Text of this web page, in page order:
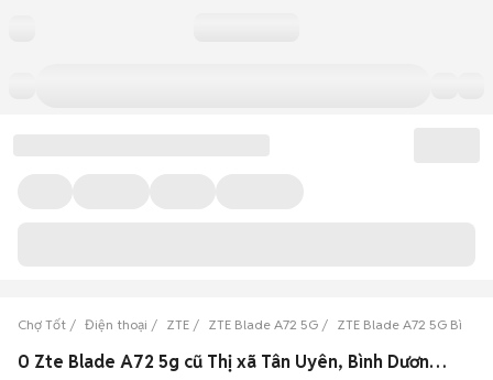
Chợ Tốt Điện thoại ZTE ZTE Blade A72 5G ZTE Blade A72 5G Bình
0 Zte Blade A72 5g cũ Thị xã Tân Uyên, Bình Dương đẹp